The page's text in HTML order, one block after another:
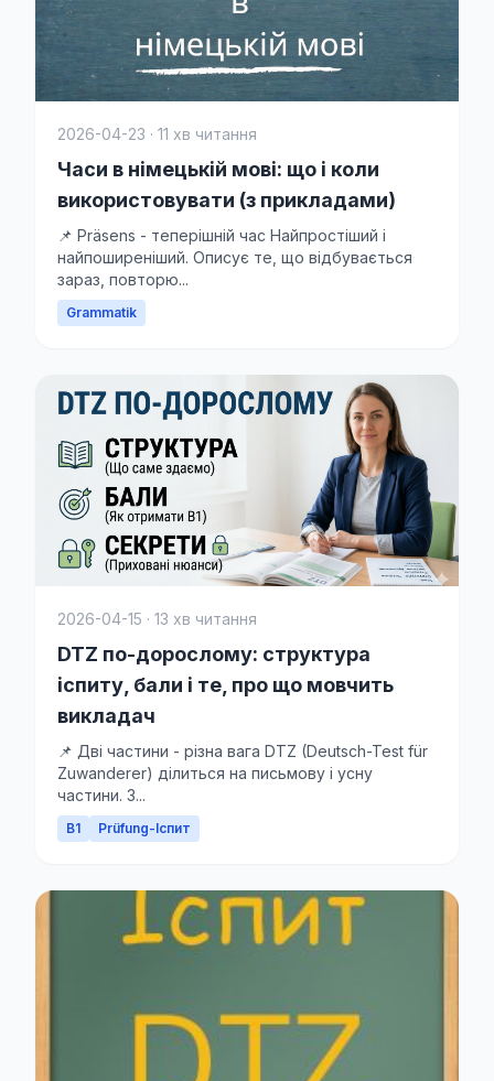
2026-04-23 · 11 хв читання
Часи в німецькій мові: що і коли
використовувати (з прикладами)
📌 Präsens - теперішній час Найпростіший і
найпоширеніший. Описує те, що відбувається
зараз, повторю...
Grammatik
2026-04-15 · 13 хв читання
DTZ по-дорослому: структура
іспиту, бали і те, про що мовчить
викладач
📌 Дві частини - різна вага DTZ (Deutsch-Test für
Zuwanderer) ділиться на письмову і усну
частини. З...
B1 Prüfung-Іспит